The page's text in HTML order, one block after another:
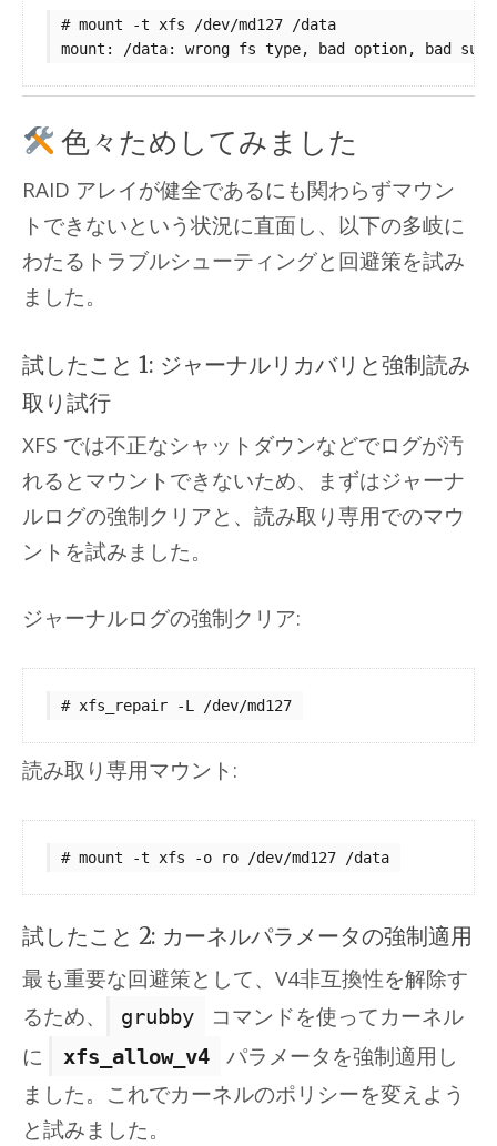
# mount -t xfs /dev/md127 /data
色々ためしてみました
RAID アレイが健全であるにも関わらずマウン
トできないという状況に直面し、以下の多岐に
わたるトラブルシューティングと回避策を試み
ました。
試したこと 1: ジャーナルリカバリと強制読み
取り試行
XFS では不正なシャットダウンなどでログが汚
れるとマウントできないため、まずはジャーナ
ルログの強制クリアと、読み取り専用でのマウ
ントを試みました。
ジャーナルログの強制クリア:
# xfs_repair -L /dev/md127
読み取り専用マウント:
# mount -t xfs -o ro /dev/md127 /data
試したこと 2: カーネルパラメータの強制適用
最も重要な回避策として、V4非互換性を解除す
るため、
grubby
コマンドを使ってカーネル
に
xfs_allow_v4
パラメータを強制適用し
ました。これでカーネルのポリシーを変えよう
と試みました。